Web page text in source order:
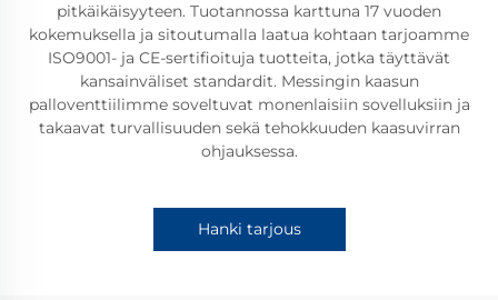
pitkäikäisyyteen. Tuotannossa karttuna 17 vuoden
kokemuksella ja sitoutumalla laatua kohtaan tarjoamme
ISO9001- ja CE-sertifioituja tuotteita, jotka täyttävät
kansainväliset standardit. Messingin kaasun
palloventtiilimme soveltuvat monenlaisiin sovelluksiin ja
takaavat turvallisuuden sekä tehokkuuden kaasuvirran
ohjauksessa.
Hanki tarjous